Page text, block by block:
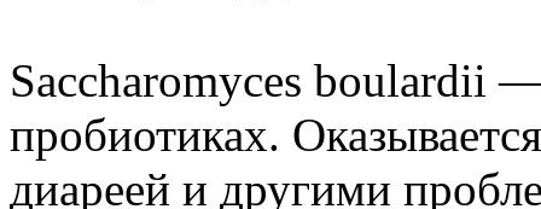
Saccharomyces boulardii
пробиотиках.
диареей и другими